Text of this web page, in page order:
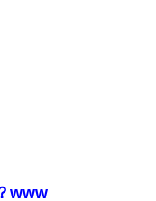
www